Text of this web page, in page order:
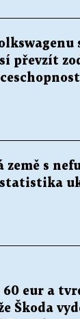
převzít
země s
60 eur a
Škoda